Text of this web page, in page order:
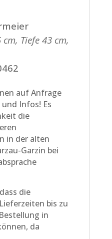
cm, Tiefe 43 cm,
auf Anfrage
Infos! Es
die
in der alten
Garzin bei
die
bis zu
in
da